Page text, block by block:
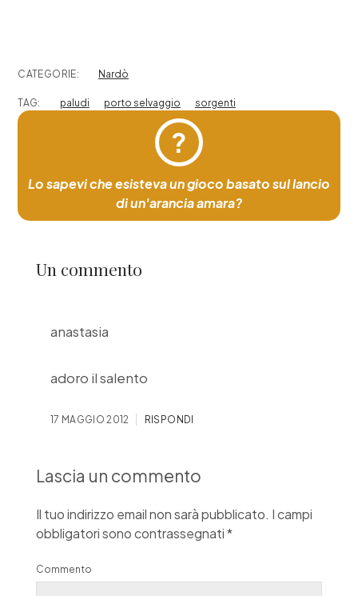
CATEGORIE: Nardò
TAG: paludi porto selvaggio sorgenti
?
Lo sapevi che esisteva un gioco basato sul lancio
di un'arancia amara?
Un commento
anastasia
adoro il salento
17 MAGGIO 2012 RISPONDI
Lascia un commento
Il tuo indirizzo email non sarà pubblicato. I campi
obbligatori sono contrassegnati*
Commento